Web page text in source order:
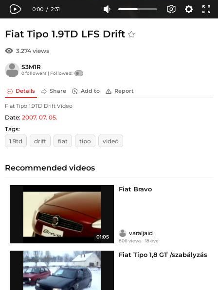
Fiat Tipo 1.9TD LFS Drift
3.274 views
S3M1R
0 followers | Followed:
Details Share Add to Report
Fiat Tipo 1.9TD Drift Video
Date: 2007. 07. 05.
Tags:
1.9td
drift fiat tipo videó
Recommended videos
01:05
Fiat Bravo
varaljaid
806 views 18 éve
Fiat Tipo 1,8 GT /szabályzás